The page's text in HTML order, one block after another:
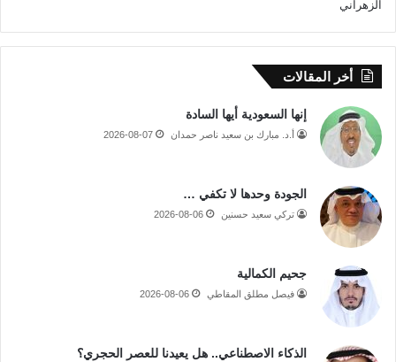
أخر المقالات
إنها السعودية أيها السادة
أ.د. مبارك بن سعيد ناصر حمدان 2026-08-07
الجودة وحدها لا تكفي …
تركي سعيد حسنين 2026-08-06
جحيم الكمالية
فيصل مطلق المقاطي 2026-08-06
الذكاء الاصطناعي.. هل يعيدنا للعصر الحجري؟